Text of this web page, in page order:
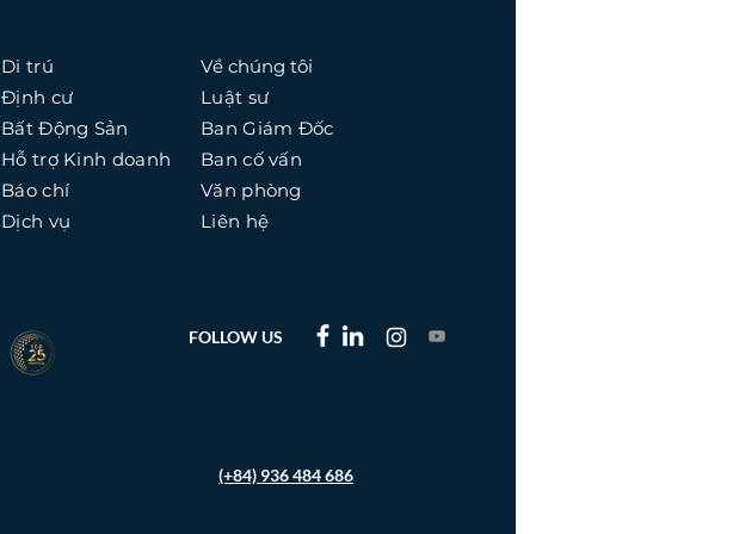
Di trú
Định cư
Bất Động Sản
Hỗ trợ Kinh doanh
Báo chí
Dịch vụ
Về chúng tôi
Luật sư
Ban Giám Đốc
Ban cố vấn
​Văn phòng
Liên hệ
FOLLOW US
(+84) 936 484 686